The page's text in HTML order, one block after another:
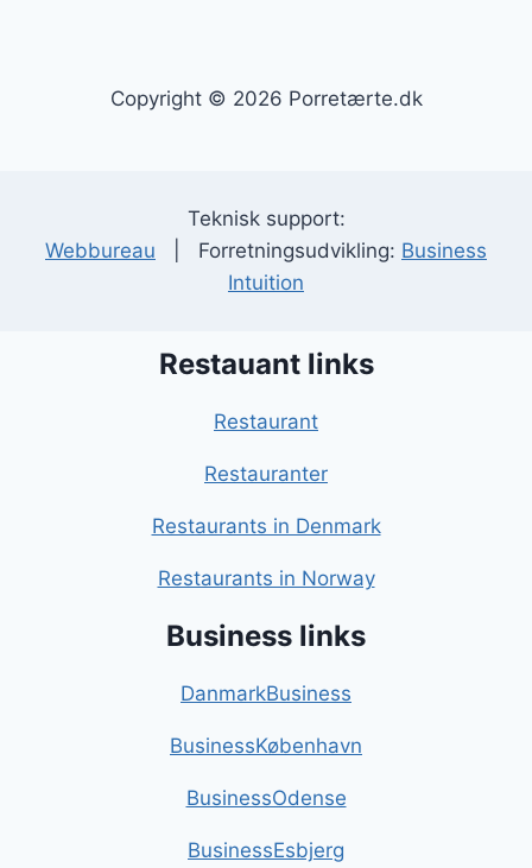
Copyright © 2026 Porretærte.dk
Teknisk support:
Webbureau | Forretningsudvikling: Business
Intuition
Restauant links
Restaurant
Restauranter
Restaurants in Denmark
Restaurants in Norway
Business links
DanmarkBusiness
BusinessKøbenhavn
BusinessOdense
BusinessEsbjerg